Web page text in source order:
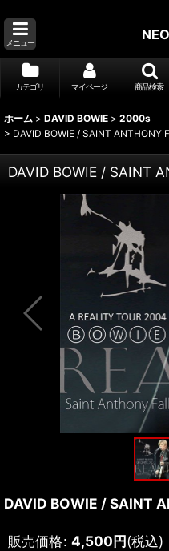
メニュー
カテゴリ マイページ 商品検索
ホーム > DAVID BOWIE > 2000s
> DAVID BOWIE / SAINT ANTHONY
DAVID BOWIE / SAINT
DAVID BOWIE / SAINT
販売価格: 4,500円(税込)